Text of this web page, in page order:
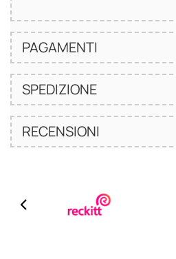
PAGAMENTI
SPEDIZIONE
RECENSIONI